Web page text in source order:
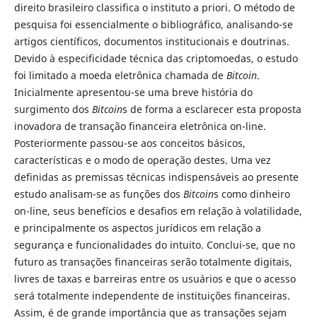
direito brasileiro classifica o instituto a priori. O método de
pesquisa foi essencialmente o bibliográfico, analisando-se
artigos científicos, documentos institucionais e doutrinas.
Devido à especificidade técnica das criptomoedas, o estudo
foi limitado a moeda eletrônica chamada de Bitcoin.
Inicialmente apresentou-se uma breve história do
surgimento dos Bitcoins de forma a esclarecer esta proposta
inovadora de transação financeira eletrônica on-line.
Posteriormente passou-se aos conceitos básicos,
características e o modo de operação destes. Uma vez
definidas as premissas técnicas indispensáveis ao presente
estudo analisam-se as funções dos Bitcoins como dinheiro
on-line, seus benefícios e desafios em relação à volatilidade,
e principalmente os aspectos jurídicos em relação a
segurança e funcionalidades do intuito. Conclui-se, que no
futuro as transações financeiras serão totalmente digitais,
livres de taxas e barreiras entre os usuários e que o acesso
será totalmente independente de instituições financeiras.
Assim, é de grande importância que as transações sejam